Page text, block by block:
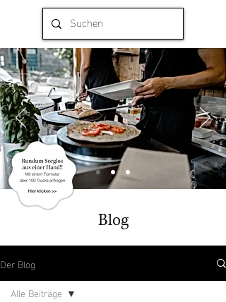
Blog
Der Blog
Alle Beiträge